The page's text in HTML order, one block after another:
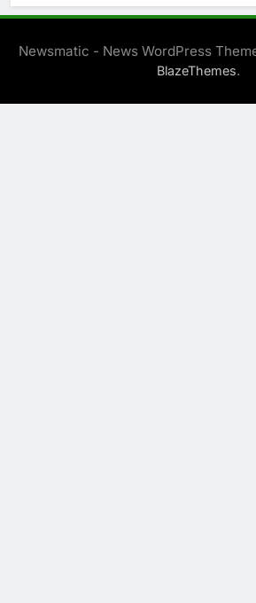
Newsmatic - News WordPress
BlazeThemes.